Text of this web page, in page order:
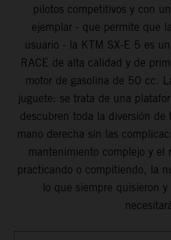
pilotos competitivos y con
ejemplar - que permite que
usuario - la KTM SX-E 5 es
RACE de alta calidad y de
motor de gasolina de 50 cc.
juguete: se trata de una
descubren toda la diversión de
mano derecha sin las
mantenimiento complejo y el
practicando o compitiendo, la
lo que siempre quisieron